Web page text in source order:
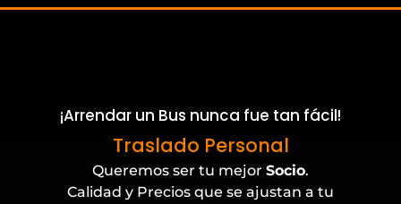
¡Arrendar un Bus nunca fue tan fácil!
Traslado Personal
Eventos Corporativos
Queremos ser tu mejor Socio.
Calidad y Precios que se ajustan a tu